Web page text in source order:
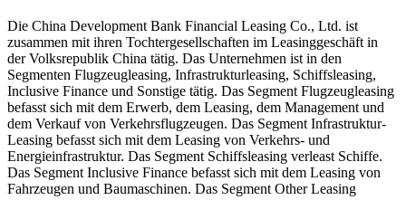
Die China Development Bank Financial Leasing Co., Ltd. ist
zusammen mit ihren Tochtergesellschaften im Leasinggeschäft in
der Volksrepublik China tätig. Das Unternehmen ist in den
Segmenten Flugzeugleasing, Infrastrukturleasing, Schiffsleasing,
Inclusive Finance und Sonstige tätig. Das Segment Flugzeugleasing
befasst sich mit dem Erwerb, dem Leasing, dem Management und
dem Verkauf von Verkehrsflugzeugen. Das Segment Infrastruktur-
Leasing befasst sich mit dem Leasing von Verkehrs- und
Energieinfrastruktur. Das Segment Schiffsleasing verleast Schiffe.
Das Segment Inclusive Finance befasst sich mit dem Leasing von
Fahrzeugen und Baumaschinen. Das Segment Other Leasing